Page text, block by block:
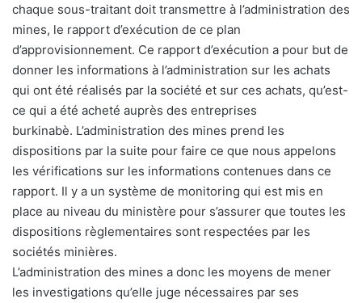
chaque sous-traitant doit transmettre à l’administration des
mines, le rapport d’exécution de ce plan
d’approvisionnement. Ce rapport d’exécution a pour but de
donner les informations à l’administration sur les achats
qui ont été réalisés par la société et sur ces achats, qu’est-
ce qui a été acheté auprès des entreprises
burkinabè. L’administration des mines prend les
dispositions par la suite pour faire ce que nous appelons
les vérifications sur les informations contenues dans ce
rapport. Il y a un système de monitoring qui est mis en
place au niveau du ministère pour s’assurer que toutes les
dispositions règlementaires sont respectées par les
sociétés minières.
L’administration des mines a donc les moyens de mener
les investigations qu’elle juge nécessaires par ses